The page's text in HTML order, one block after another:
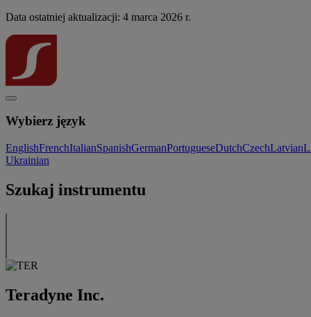
Data ostatniej aktualizacji: 4 marca 2026 r.
Wybierz język
EnglishFrenchItalianSpanishGermanPortugueseDutchCzechLatvian
Ukrainian
Szukaj instrumentu
Teradyne Inc.